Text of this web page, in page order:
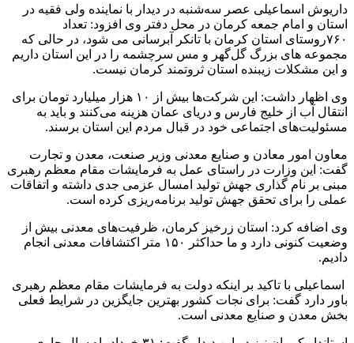
داریوش اسماعیلی عصر سه‌شنبه در دیدار با نماینده ولی فقیه در
استان و امام جمعه کرمان در محل دفتر وی افزود: تعداد
۷۶۰روستای استان کرمان با تانکر آبرسانی می شود، در حالی که
مجموعه های بزرگ گل‌گهر و مس سرچشمه را در این استان داریم
و این مشکلات زیبنده استان ثروتمند کرمان نیست.
وی اظهار داشت: این شرکت‌ها بیش از ۱۰ هزار میلیارد تومان برای
انتقال آب از خلیج فارس و دریای عمان هزینه می‌کنند و باید به
مسئولیت‌های اجتماعی خود در قبال مردم این استان برسند.
معاون امور معادن و صنایع معدنی وزیر صنعت، معدن و تجارت
گفت: این وزارت در راستای عمل به فرمایشات مقام معظم رهبری
مبنی بر نام گذاری جهش تولید امسال عزمی جدی داشته و اتفاقات
عملی را برای تحقق جهش تولید برنامه‌ریزی کرده است.
وی اضافه کرد: استان زرخیز کرمان، ظرفیت‌های معدنی بیش از
وضعیت کنونی دارد و ما حداکثر ۱۵۰ متر اکتشافات معدنی انجام
دادیم.
اسماعیلی با تاکید بر اینکه دولت به فرمایشات مقام معظم رهبری
باور دارد گفت: برای نجات کشور بهترین جایگزین در شرایط فعلی
بخش معدن و صنایع معدنی است.